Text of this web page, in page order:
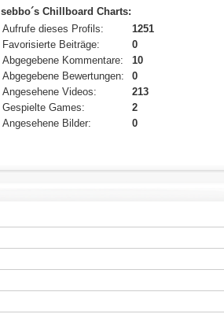
sebbo´s Chillboard Charts:
Aufrufe dieses Profils:
1251
Favorisierte Beiträge:
0
Abgegebene Kommentare:
10
Abgegebene Bewertungen:
0
Angesehene Videos:
213
Gespielte Games:
2
Angesehene Bilder:
0